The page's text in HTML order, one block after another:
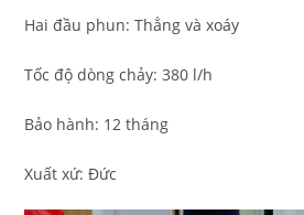
Hai đầu phun: Thẳng và xoáy
Tốc độ dòng chảy: 380 l/h
Bảo hành: 12 tháng
Xuất xứ: Đức